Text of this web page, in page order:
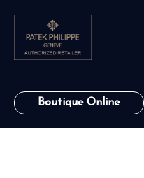
Boutique Online